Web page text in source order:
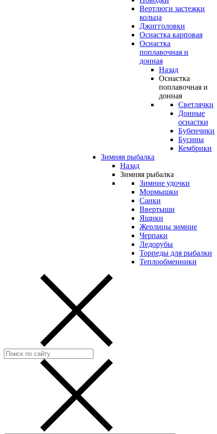
Вертлюги застежки
кольца
Джигголовки
Оснастка карповая
Оснастка
поплавочная и
донная
Назад
Оснастка
поплавочная и
донная
Светлячки
Донные
оснастки
Бубенчики
Бусины
Кембрики
Зимняя рыбалка
Назад
Зимняя рыбалка
Зимние удочки
Мормышки
Санки
Ввертыши
Ящики
Жерлицы зимние
Черпаки
Ледорубы
Торпеды для рыбалки
Теплообменники